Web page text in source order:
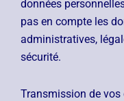
données
pas en compte les
administratives,
sécurité.
Transmission de vos